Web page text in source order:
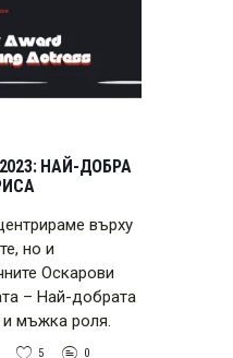
НАЙ-ДОБРА
върху
но и
Оскарови
– Най-добрата
мъжка роля.
5 0